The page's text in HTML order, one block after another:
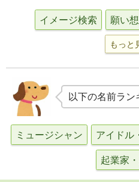
イメージ検索 願い
もっと
以下の名前ラン
ミュージシャン アイドル
起業家